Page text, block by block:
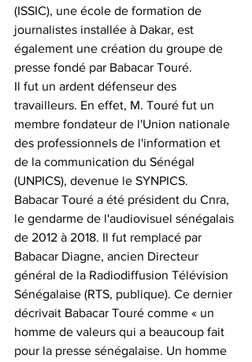
(ISSIC), une école de formation de
journalistes installée à Dakar, est
également une création du groupe de
presse fondé par Babacar Touré.
Il fut un ardent défenseur des
travailleurs. En effet, M. Touré fut un
membre fondateur de l'Union nationale
des professionnels de l'information et
de la communication du Sénégal
(UNPICS), devenue le SYNPICS.
Babacar Touré a été président du Cnra,
le gendarme de l'audiovisuel sénégalais
de 2012 à 2018. Il fut remplacé par
Babacar Diagne, ancien Directeur
général de la Radiodiffusion Télévision
Sénégalaise (RTS, publique). Ce dernier
décrivait Babacar Touré comme « un
homme de valeurs qui a beaucoup fait
pour la presse sénégalaise. Un homme